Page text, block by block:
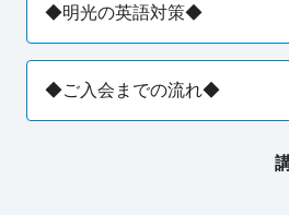
◆明光の英語対策◆
◆ご入会までの流れ◆